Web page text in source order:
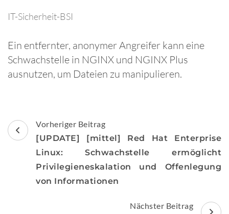
IT-Sicherheit-BSI
Ein entfernter, anonymer Angreifer kann eine
Schwachstelle in NGINX und NGINX Plus
ausnutzen, um Dateien zu manipulieren.
Beitragsnavigation
Vorheriger Beitrag
[UPDATE] [mittel] Red Hat Enterprise
Linux: Schwachstelle ermöglicht
Privilegieneskalation und Offenlegung
von Informationen
Nächster Beitrag